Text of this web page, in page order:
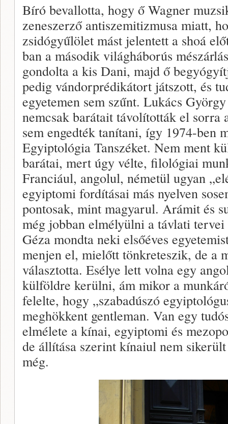
Bíró bevallotta, hogy ő Wagner
zeneszerző antiszemitizmusa miatt,
zsidógyűlölet mást jelentett a shoá
ban a második világháborús
gondolta a kis Dani, majd ő
pedig vándorprédikátort játszott, és
egyetemen sem szűnt. Lukács
nemcsak barátait távolították el sorra
sem engedték tanítani, így 1974-ben
Egyiptológia Tanszéket. Nem ment
barátai, mert úgy vélte, filológiai
Franciául, angolul, németül ugyan
egyiptomi fordításai más nyelven
pontosak, mint magyarul. Arámit és
még jobban elmélyülni a távlati
Géza mondta neki elsőéves
menjen el, mielőtt tönkreteszik, de a
választotta. Esélye lett volna egy
külföldre kerülni, ám mikor a
felelte, hogy „szabadúszó
meghökkent gentleman. Van egy
elmélete a kínai, egyiptomi és
de állítása szerint kínaiul nem
még.